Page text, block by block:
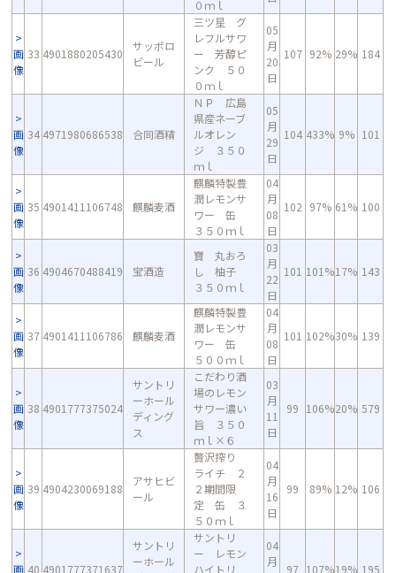
０ｍｌ
画
像
33 4901880205430
サッポロ
ビール
三ツ星 グ
レフルサワ
ー 芳醇ピ
ンク ５０
０ｍｌ
05
月
20
日
107 92% 29% 184
画
像
34 4971980686538 合同酒精
ＮＰ 広島
県産ネーブ
ルオレン
ジ ３５０
ｍｌ
05
月
29
日
104 433% 9% 101
画
像
35 4901411106748 麒麟麦酒
麒麟特製豊
潤レモンサ
ワー 缶
３５０ｍｌ
04
月
08
日
102 97% 61% 100
画
像
36 4904670488419 宝酒造
寶 丸おろ
し 柚子
３５０ｍｌ
03
月
22
日
101 101%17% 143
画
像
37 4901411106786 麒麟麦酒
麒麟特製豊
潤レモンサ
ワー 缶
５００ｍｌ
04
月
08
日
101 102%30% 139
画
像
38 4901777375024
サントリ
ーホール
ディング
ス
こだわり酒
場のレモン
サワー濃い
旨 ３５０
ｍｌ×６
03
月
11
日
99 106%20% 579
画
像
39 4904230069188
アサヒビ
ール
贅沢搾り
ライチ ２
２期間限
定 缶 ３
５０ｍｌ
04
月
16
日
99 89% 12% 106
画 40 4901777371637
サントリ
ーホール
サントリ
ー レモン
ハイトリ
04
月
97 107%19% 195